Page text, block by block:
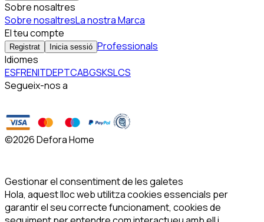
Sobre nosaltres
Sobre nosaltresLa nostra Marca
El teu compte
Registrat Inicia sessió Professionals
Idiomes
ESFRENITDEPTCABGSKSLCS
Segueix-nos a
©2026 Defora Home
Gestionar el consentiment de les galetes
Hola, aquest lloc web utilitza cookies essencials per
garantir el seu correcte funcionament, cookies de